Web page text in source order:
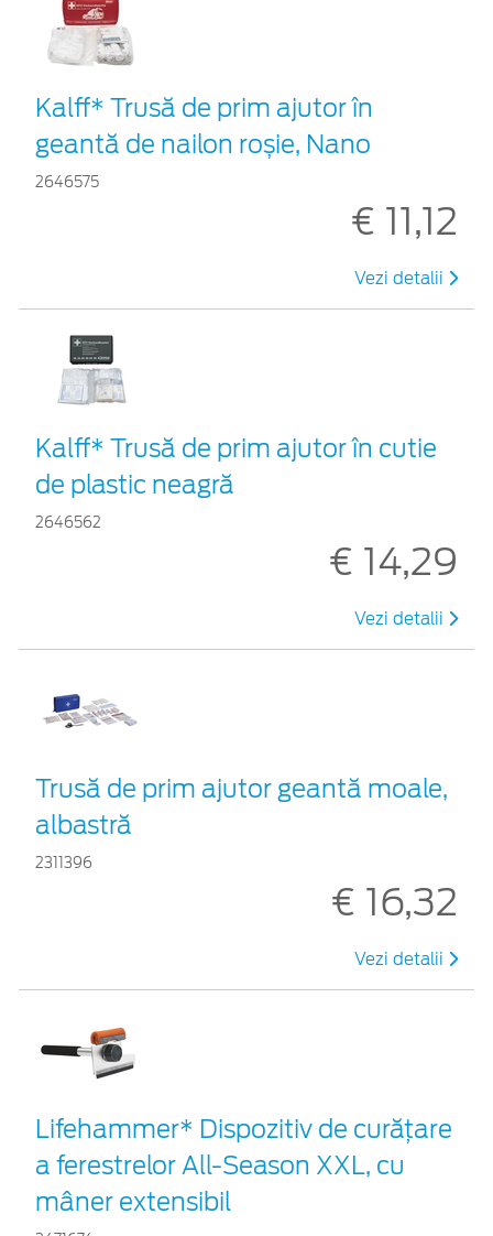
Kalff* Trusă de prim ajutor în
geantă de nailon roșie, Nano
2646575
€ 11,12
Vezi detalii
Kalff* Trusă de prim ajutor în cutie
de plastic neagră
2646562
€ 14,29
Vezi detalii
Trusă de prim ajutor geantă moale,
albastră
2311396
€ 16,32
Vezi detalii
Lifehammer* Dispozitiv de curățare
a ferestrelor All-Season XXL, cu
mâner extensibil